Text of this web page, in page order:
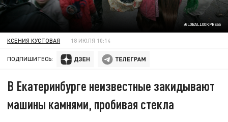
/GLOBALLOOKPRESS
КСЕНИЯ КУСТОВАЯ 18 ИЮЛЯ 10:14
ПОДПИШИТЕСЬ:
В Екатеринбурге неизвестные закидывают
машины камнями, пробивая стекла